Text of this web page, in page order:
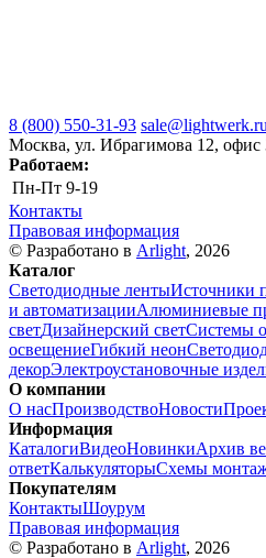
8 (800) 550-31-93 sale@lightwerk.ru
Москва, ул. Ибрагимова 12, офис
Работаем:
Пн-Пт 9-19
Контакты
Правовая информация
© Разработано в Arlight, 2026
Каталог
Светодиодные лентыИсточники
и автоматизацииАлюминиевые
светДизайнерский светСистемы
освещениеГибкий неон
декорЭлектроустановочные
О компании
О насПроизводствоНовости
Информация
КаталогиВидеоНовинкиАрхив
ответКалькуляторыСхемы
Покупателям
КонтактыШоурум
Правовая информация
© Разработано в Arlight, 2026